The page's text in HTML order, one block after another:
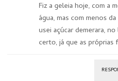
Fiz a geleia hoje, com a
água, mas com menos
usei açúcar demerara,
certo, já que as